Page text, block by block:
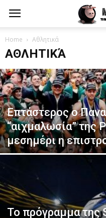
Home Αθλητικά
ΑΘΛΗΤΙΚΆ
Επτάστερος o
“αιχμαλωσία” της
μεσημέρι η
Το πρόγραμμα της